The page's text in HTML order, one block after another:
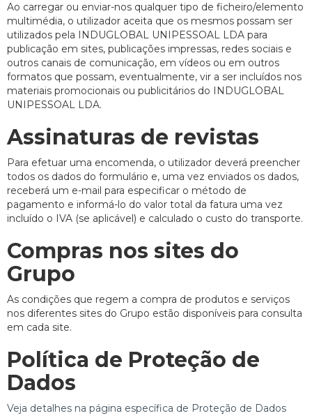
Ao carregar ou enviar-nos qualquer tipo de ficheiro/elemento
multimédia, o utilizador aceita que os mesmos possam ser
utilizados pela INDUGLOBAL UNIPESSOAL LDA para
publicação em sites, publicações impressas, redes sociais e
outros canais de comunicação, em vídeos ou em outros
formatos que possam, eventualmente, vir a ser incluídos nos
materiais promocionais ou publicitários do INDUGLOBAL
UNIPESSOAL LDA.
Assinaturas de revistas
Para efetuar uma encomenda, o utilizador deverá preencher
todos os dados do formulário e, uma vez enviados os dados,
receberá um e-mail para especificar o método de
pagamento e informá-lo do valor total da fatura uma vez
incluído o IVA (se aplicável) e calculado o custo do transporte.
Compras nos sites do
Grupo
As condições que regem a compra de produtos e serviços
nos diferentes sites do Grupo estão disponíveis para consulta
em cada site.
Política de Proteção de
Dados
Veja detalhes na página específica de Proteção de Dados